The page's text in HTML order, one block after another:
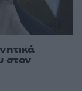
στον